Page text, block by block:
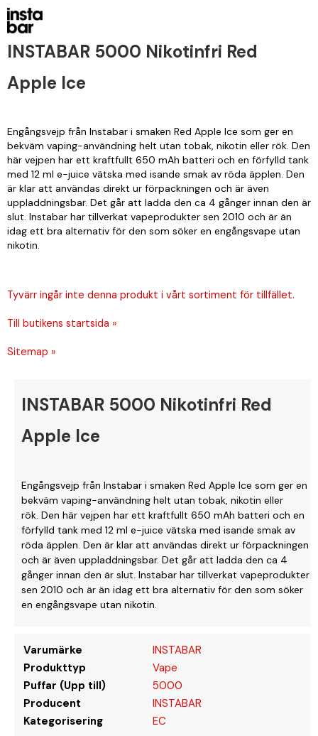
INSTABAR 5000 Nikotinfri Red
Apple Ice
Engångsvejp från Instabar i smaken Red Apple Ice som ger en
bekväm vaping-användning helt utan tobak, nikotin eller rök. Den
här vejpen har ett kraftfullt 650 mAh batteri och en förfylld tank
med 12 ml e-juice vätska med isande smak av röda äpplen. Den
är klar att användas direkt ur förpackningen och är även
uppladdningsbar. Det går att ladda den ca 4 gånger innan den är
slut. Instabar har tillverkat vapeprodukter sen 2010 och är än
idag ett bra alternativ för den som söker en engångsvape utan
nikotin.
Tyvärr ingår inte denna produkt i vårt sortiment för tillfället.
Till butikens startsida »
Sitemap »
INSTABAR 5000 Nikotinfri Red
Apple Ice
Engångsvejp från Instabar i smaken Red Apple Ice som ger en
bekväm vaping-användning helt utan tobak, nikotin eller
rök. Den här vejpen har ett kraftfullt 650 mAh batteri och en
förfylld tank med 12 ml e-juice vätska med isande smak av
röda äpplen. Den är klar att användas direkt ur förpackningen
och är även uppladdningsbar. Det går att ladda den ca 4
gånger innan den är slut. Instabar har tillverkat vapeprodukter
sen 2010 och är än idag ett bra alternativ för den som söker
en engångsvape utan nikotin.
Varumärke
INSTABAR
Produkttyp
Vape
Puffar (Upp till)
5000
Producent
INSTABAR
Kategorisering
EC